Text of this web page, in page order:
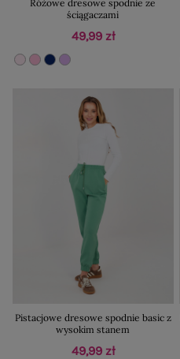
Różowe dresowe spodnie ze
ściągaczami
49,99 zł
Pistacjowe dresowe spodnie basic z
wysokim stanem
49,99 zł